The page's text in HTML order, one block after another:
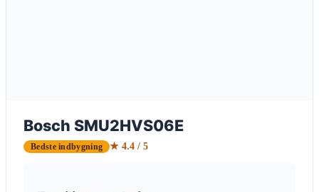
Bosch SMU2HVS06E
Bedste indbygning ★ 4.4 / 5